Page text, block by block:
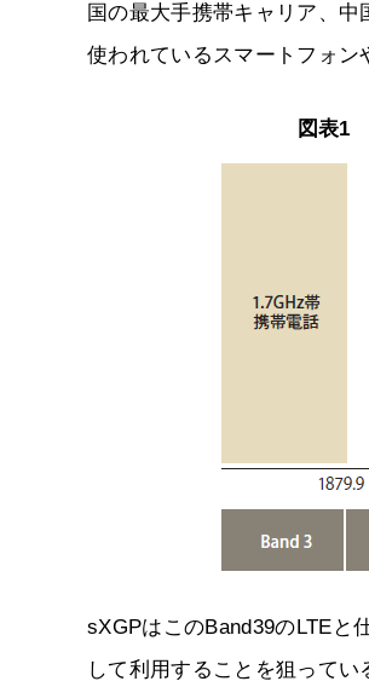
国の最大手携帯キャリア、
使われているスマートフォン
図表1
sXGPはこのBand39のLTEと
して利用することを狙って